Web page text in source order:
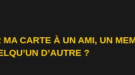
MA CARTE À UN AMI, UN
D’AUTRE ?